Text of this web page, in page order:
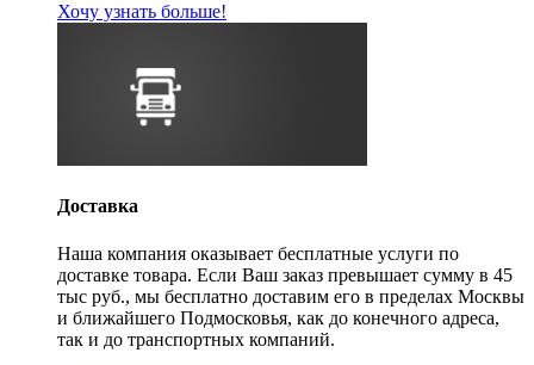
Хочу узнать больше!
Доставка
Наша компания оказывает бесплатные услуги по
доставке товара. Если Ваш заказ превышает сумму в 45
тыс руб., мы бесплатно доставим его в пределах Москвы
и ближайшего Подмосковья, как до конечного адреса,
так и до транспортных компаний.